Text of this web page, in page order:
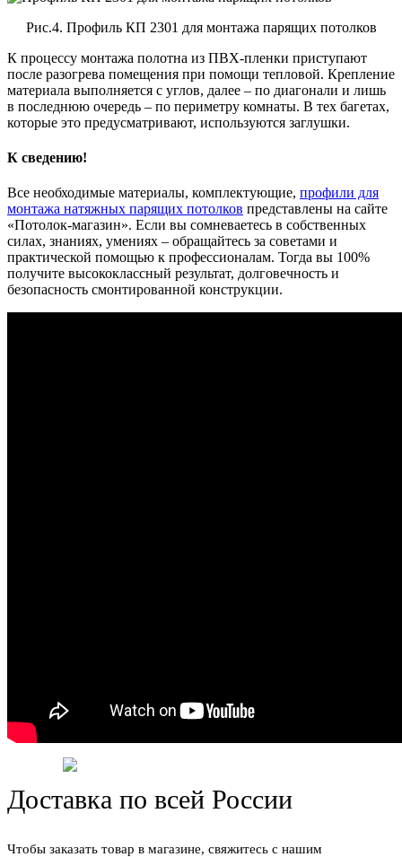
Рис.4. Профиль КП 2301 для монтажа парящих потолков
К процессу монтажа полотна из ПВХ-пленки приступают
после разогрева помещения при помощи тепловой. Крепление
материала выполняется с углов, далее – по диагонали и лишь
в последнюю очередь – по периметру комнаты. В тех багетах,
которые это предусматривают, используются заглушки.
К сведению!
Все необходимые материалы, комплектующие, профили для
монтажа натяжных парящих потолков представлены на сайте
«Потолок-магазин». Если вы сомневаетесь в собственных
силах, знаниях, умениях – обращайтесь за советами и
практической помощью к профессионалам. Тогда вы 100%
получите высококлассный результат, долговечность и
безопасность смонтированной конструкции.
Доставка по всей России
Чтобы заказать товар в магазине, свяжитесь с нашим